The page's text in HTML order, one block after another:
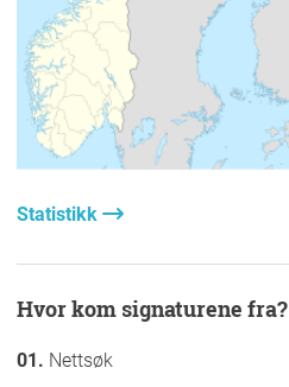
Statistikk
Hvor kom signaturene fra?
Nettsøk